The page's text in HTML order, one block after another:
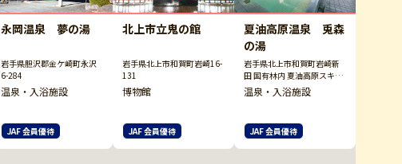
永岡温泉 夢の湯
岩手県胆沢郡金ケ崎町永沢
6-284
温泉・入浴施設
JAF 会員優待
北上市立鬼の館
岩手県北上市和賀町岩崎16-
131
博物館
JAF 会員優待
夏油高原温泉 兎森
の湯
岩手県北上市和賀町岩崎新
田 国有林内 夏油高原スキー
場内
温泉・入浴施設
JAF 会員優待